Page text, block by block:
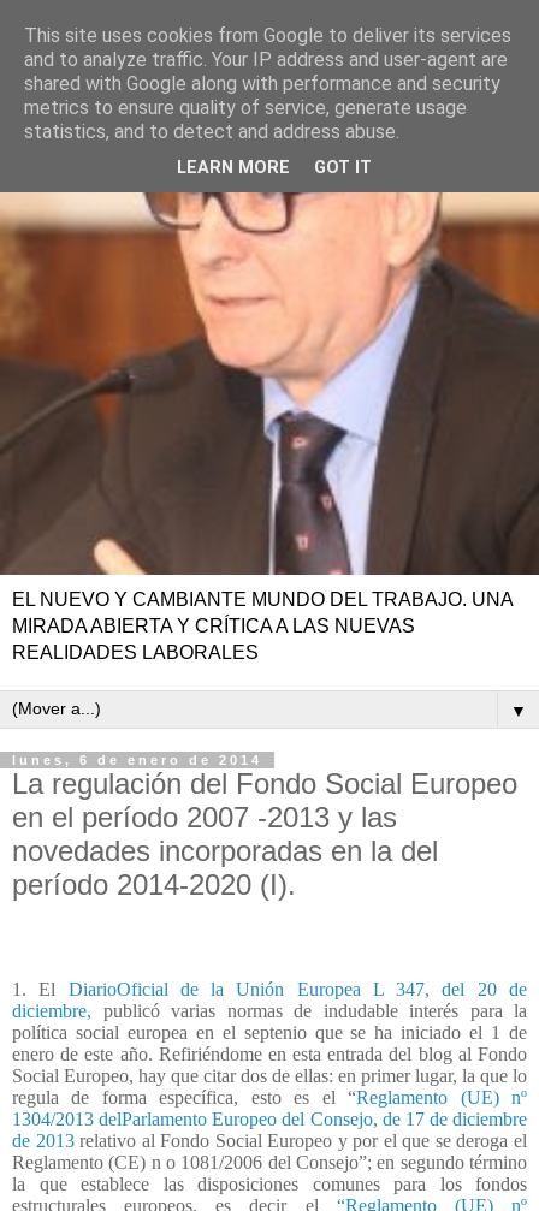
EL NUEVO Y CAMBIANTE MUNDO DEL TRABAJO. UNA
MIRADA ABIERTA Y CRÍTICA A LAS NUEVAS
REALIDADES LABORALES
▼
lunes, 6 de enero de 2014
La regulación del Fondo Social Europeo
en el período 2007 -2013 y las
novedades incorporadas en la del
período 2014-2020 (I).
1. El DiarioOficial de la Unión Europea L 347, del 20 de
diciembre, publicó varias normas de indudable interés para la
política social europea en el septenio que se ha iniciado el 1 de
enero de este año. Refiriéndome en esta entrada del blog al Fondo
Social Europeo, hay que citar dos de ellas: en primer lugar, la que lo
regula de forma específica, esto es el “Reglamento (UE) nº
1304/2013 delParlamento Europeo del Consejo, de 17 de diciembre
de 2013relativo al Fondo Social Europeo y por el que se deroga el
Reglamento (CE) n o 1081/2006 del Consejo”; en segundo término
la que establece las disposiciones comunes para los fondos
estructurales europeos, es decir el “Reglamento (UE) nº
This site uses cookies from Google to deliver its services
and to analyze traffic. Your IP address and user-agent are
shared with Google along with performance and security
metrics to ensure quality of service, generate usage
statistics, and to detect and address abuse.
LEARN MORE GOT IT